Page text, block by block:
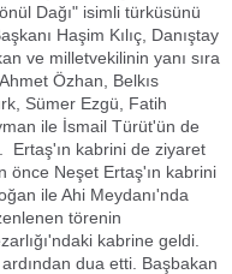
Dağı" isimli türküsünü
Haşim Kılıç, Danıştay
ve milletvekilinin yanı sıra
Özhan, Belkıs
Sümer Ezgü, Fatih
ile İsmail Türüt'ün de
Ertaş'ın kabrini de ziyaret
önce Neşet Ertaş'ın kabrini
ile Ahi Meydanı'nda
törenin
kabrine geldi.
dua etti. Başbakan